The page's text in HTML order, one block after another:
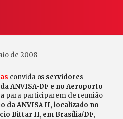
de 2008
convida os servidores
daANVISA-DF e no Aeroporto
para participarem de reunião
da ANVISA II, localizado no
Bittar II, em Brasília/DF,